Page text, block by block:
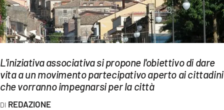
SPORT
Streaming
LAC NETWORK
L'iniziativa associativa si propone l'obiettivo di dare
vita a un movimento partecipativo aperto ai cittadini
che vorranno impegnarsi per la città
REDAZIONE